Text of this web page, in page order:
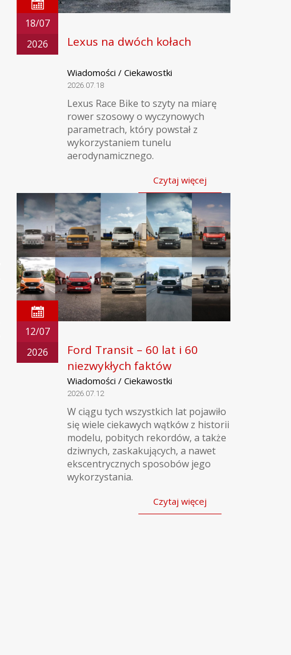
18/07
2026
Lexus na dwóch kołach
Wiadomości / Ciekawostki
2026.07.18
Lexus Race Bike to szyty na miarę
rower szosowy o wyczynowych
parametrach, który powstał z
wykorzystaniem tunelu
aerodynamicznego.
Czytaj więcej
12/07
2026
Ford Transit – 60 lat i 60
niezwykłych faktów
Wiadomości / Ciekawostki
2026.07.12
W ciągu tych wszystkich lat pojawiło
się wiele ciekawych wątków z historii
modelu, pobitych rekordów, a także
dziwnych, zaskakujących, a nawet
ekscentrycznych sposobów jego
wykorzystania.
Czytaj więcej